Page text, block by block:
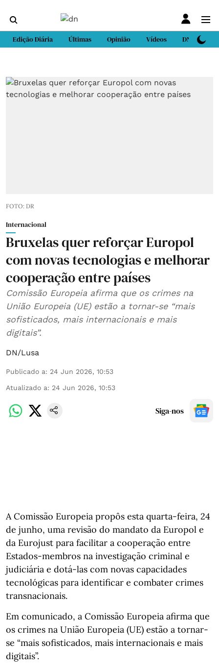
Edição Diária Últimas Opinião Vídeos DN Sport
FOTO: DR
Internacional
Bruxelas quer reforçar Europol
com novas tecnologias e melhorar
cooperação entre países
Comissão Europeia afirma que os crimes na
União Europeia (UE) estão a tornar-se “mais
sofisticados, mais internacionais e mais
digitais”.
DN/Lusa
Publicado a: 24 Jun 2026, 10:53
Atualizado a: 24 Jun 2026, 10:53
Siga-nos
A Comissão Europeia propôs esta quarta-feira, 24
de junho, uma revisão do mandato da Europol e
da Eurojust para facilitar a cooperação entre
Estados-membros na investigação criminal e
judiciária e dotá-las com novas capacidades
tecnológicas para identificar e combater crimes
transnacionais.
Em comunicado, a Comissão Europeia afirma que
os crimes na União Europeia (UE) estão a tornar-
se “mais sofisticados, mais internacionais e mais
digitais”.